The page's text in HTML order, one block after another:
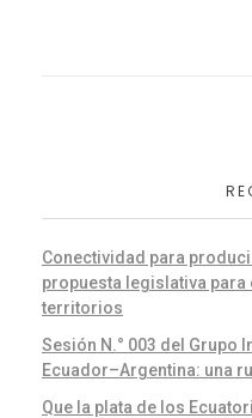
Conectividad para
propuesta legislativa
territorios
Sesión N.° 003 del Grupo
Ecuador–Argentina: una
Que la plata de los